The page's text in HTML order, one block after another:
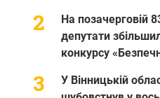
На позачерговій
депутати
конкурсу
У Вінницькій